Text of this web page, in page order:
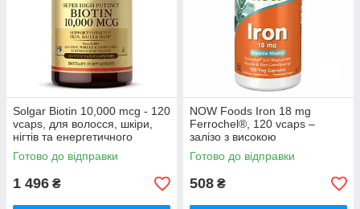
Solgar Biotin 10,000 mcg - 120
vcaps, для волосся, шкіри,
нігтів та енергетичного
обміну
Готово до відправки
1 496 ₴
NOW Foods Iron 18 mg
Ferrochel®, 120 vcaps –
залізо з високою
біодоступністю
Готово до відправки
508 ₴